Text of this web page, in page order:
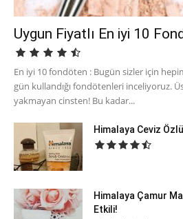
Uygun Fiyatlı En iyi 10
En iyi 10 fondöten : Bugün sizler için
gün kullandığı fondötenleri inceliyoruz.
yakmayan cinsten! Bu kadar...
Himalaya Ceviz
Himalaya Çamur
Etkili!